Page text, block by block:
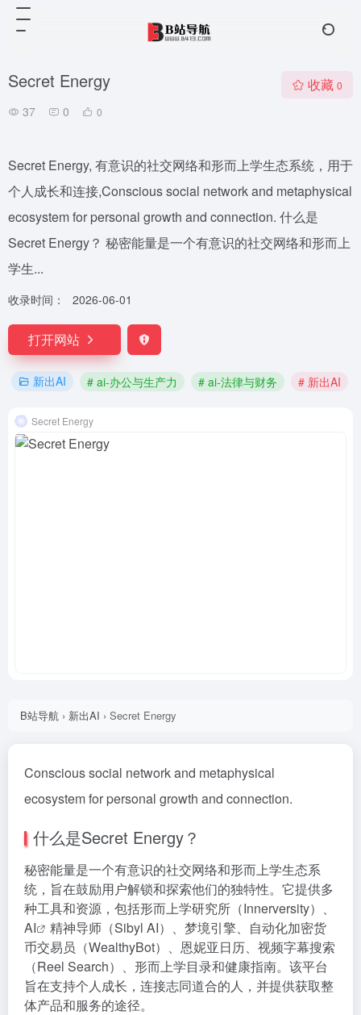
Secret Energy
37 0 0
收藏 0
Secret Energy, 有意识的社交网络和形而上学生态系统，用于
个人成长和连接,Conscious social network and metaphysical
ecosystem for personal growth and connection. 什么是
Secret Energy？ 秘密能量是一个有意识的社交网络和形而上
学生...
收录时间： 2026-06-01
打开网站
新出AI # ai-办公与生产力 # ai-法律与财务 # 新出AI
Secret Energy
B站导航 › 新出AI › Secret Energy
Conscious social network and metaphysical
ecosystem for personal growth and connection.
什么是Secret Energy？
秘密能量是一个有意识的社交网络和形而上学生态系
统，旨在鼓励用户解锁和探索他们的独特性。它提供多
种工具和资源，包括形而上学研究所（Innerversity）、
AI
精神导师（Sibyl AI）、梦境引擎、自动化加密货
币交易员（WealthyBot）、恩妮亚日历、视频字幕搜索
（Reel Search）、形而上学目录和健康指南。该平台
旨在支持个人成长，连接志同道合的人，并提供获取整
体产品和服务的途径。